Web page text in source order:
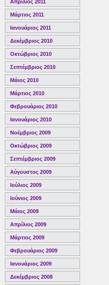
Απρίλιος 2011
Μάρτιος 2011
Ιανουάριος 2011
Δεκέμβριος 2010
Οκτώβριος 2010
Σεπτέμβριος 2010
Μάιος 2010
Μάρτιος 2010
Φεβρουάριος 2010
Ιανουάριος 2010
Νοέμβριος 2009
Οκτώβριος 2009
Σεπτέμβριος 2009
Αύγουστος 2009
Ιούλιος 2009
Ιούνιος 2009
Μάιος 2009
Απρίλιος 2009
Μάρτιος 2009
Φεβρουάριος 2009
Ιανουάριος 2009
Δεκέμβριος 2008